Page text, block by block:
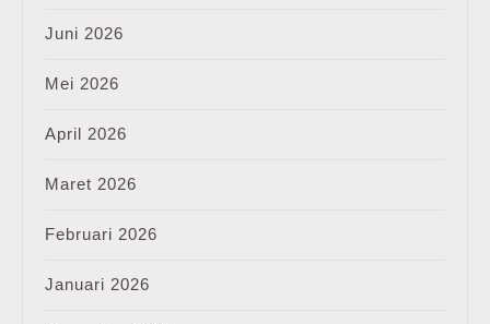
Juni 2026
Mei 2026
April 2026
Maret 2026
Februari 2026
Januari 2026